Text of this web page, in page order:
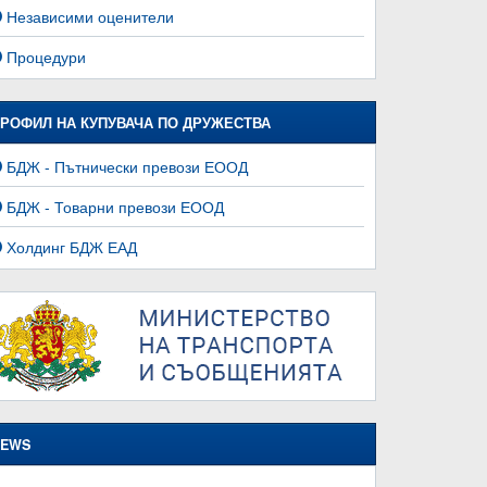
Независими оценители
Процедури
НА КУПУВАЧА ПО ДРУЖЕСТВА
БДЖ - Пътнически превози ЕООД
БДЖ - Товарни превози ЕООД
Холдинг БДЖ ЕАД